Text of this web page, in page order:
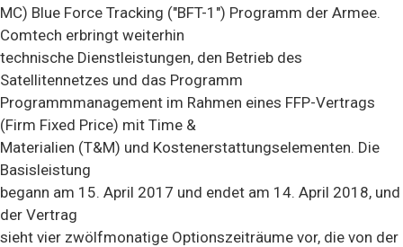
MC) Blue Force Tracking ("BFT-1") Programm der Armee.
Comtech erbringt weiterhin
technische Dienstleistungen, den Betrieb des
Satellitennetzes und das Programm
Programmmanagement im Rahmen eines FFP-Vertrags
(Firm Fixed Price) mit Time &
Materialien (T&M) und Kostenerstattungselementen. Die
Basisleistung
begann am 15. April 2017 und endet am 14. April 2018, und
der Vertrag
sieht vier zwölfmonatige Optionszeiträume vor, die von der